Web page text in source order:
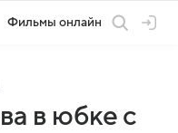
Фильмы онлайн
в юбке с